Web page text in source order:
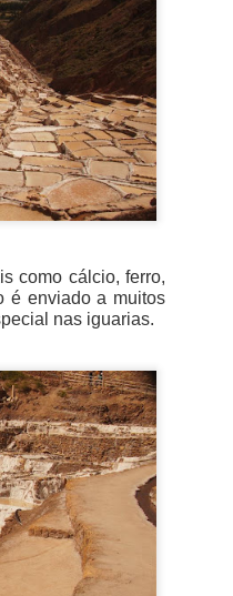
como cálcio, ferro,
é enviado a muitos
nas iguarias.
entre 1690 e 1693, foi
franceses